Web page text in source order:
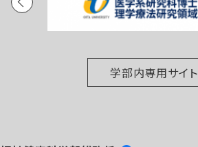
学部内専用サイト